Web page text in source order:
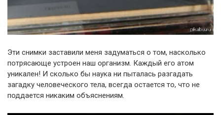
Эти снимки заставили меня задуматься о том, насколько
потрясающе устроен наш организм. Каждый его атом
уникален! И сколько бы наука ни пыталась разгадать
загадку человеческого тела, всегда остается то, что не
поддается никаким объяснениям.